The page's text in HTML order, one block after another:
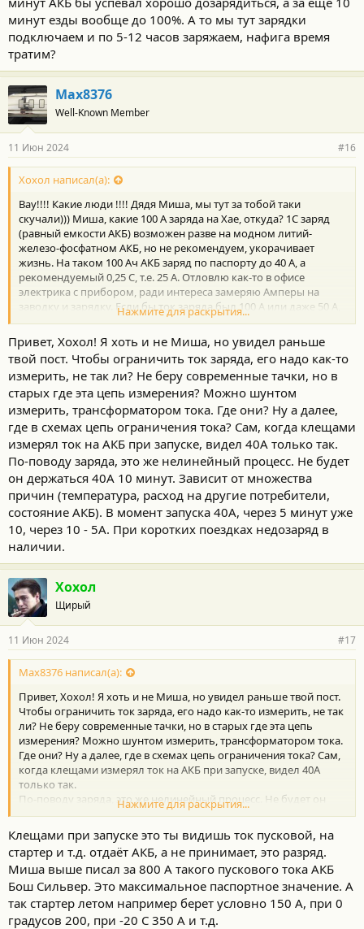
минут езды вообще до 100%. А то мы тут зарядки
подключаем и по 5-12 часов заряжаем, нафига время
тратим?
Max8376
Well-Known Member
11 Июн 2024 #16
Хохол написал(а):
Вау!!!! Какие люди !!!! Дядя Миша, мы тут за тобой таки
скучали))) Миша, какие 100 А заряда на Хае, откуда? 1С заряд
(равный емкости АКБ) возможен разве на модном литий-
железо-фосфатном АКБ, но не рекомендуем, укорачивает
жизнь. На таком 100 Ач АКБ заряд по паспорту до 40 А, а
рекомендуемый 0,25 С, т.е. 25 А. Отловлю как-то в офисе
электрика с прибором, ради интереса замеряю Амперы на
заводку и зарядку. Если бы ток заряда был 100 А или даже 50 А,
а АКБ мог его безболезненно принимать, то за прогрев
машины в 10 минут АКБ бы успевал хорошо дозарядиться, а за
еще 10 минут езды вообще до 100%. А то мы тут зарядки
подключаем и по 5-12 часов заряжаем, нафига время тратим?
Нажмите для раскрытия...
Привет, Хохол! Я хоть и не Миша, но увидел раньше
твой пост. Чтобы ограничить ток заряда, его надо как-то
измерить, не так ли? Не беру современные тачки, но в
старых где эта цепь измерения? Можно шунтом
измерить, трансформатором тока. Где они? Ну а далее,
где в схемах цепь ограничения тока? Сам, когда клещами
измерял ток на АКБ при запуске, видел 40А только так.
По-поводу заряда, это же нелинейный процесс. Не будет
он держаться 40А 10 минут. Зависит от множества
причин (температура, расход на другие потребители,
состояние АКБ). В момент запуска 40А, через 5 минут уже
10, через 10 - 5А. При коротких поездках недозаряд в
наличии.
Хохол
Щирый
11 Июн 2024 #17
Max8376 написал(а):
Привет, Хохол! Я хоть и не Миша, но увидел раньше твой пост.
Чтобы ограничить ток заряда, его надо как-то измерить, не так
ли? Не беру современные тачки, но в старых где эта цепь
измерения? Можно шунтом измерить, трансформатором тока.
Где они? Ну а далее, где в схемах цепь ограничения тока? Сам,
когда клещами измерял ток на АКБ при запуске, видел 40А
только так.
По-поводу заряда, это же нелинейный процесс. Не будет он
держаться 40А 10 минут. Зависит от множества причин
(температура, расход на другие потребители, состояние АКБ). В
момент запуска 40А, через 5 минут уже 10, через 10 - 5А. При
коротких поездках недозаряд в наличии.
Нажмите для раскрытия...
Клещами при запуске это ты видишь ток пусковой, на
стартер и т.д. отдаёт АКБ, а не принимает, это разряд.
Миша выше писал за 800 А такого пускового тока АКБ
Бош Сильвер. Это максимальное паспортное значение. А
так стартер летом например берет условно 150 А, при 0
градусов 200, при -20 С 350 А и т.д.